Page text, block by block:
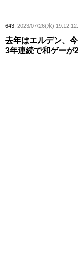
643: 2023/07/26(水)
去年はエルデン、
3年連続で和ゲーが